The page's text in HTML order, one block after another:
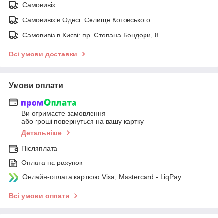
Самовивіз
Самовивіз в Одесі: Селище Котовського
Самовивіз в Києві: пр. Степана Бендери, 8
Всі умови доставки
Умови оплати
Ви отримаєте замовлення
або гроші повернуться на вашу картку
Детальніше
Післяплата
Оплата на рахунок
Онлайн-оплата карткою Visa, Mastercard - LiqPay
Всі умови оплати